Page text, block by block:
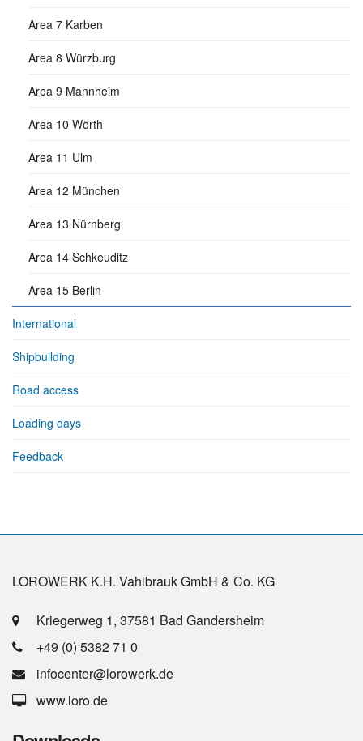
Area 7 Karben
Area 8 Würzburg
Area 9 Mannheim
Area 10 Wörth
Area 11 Ulm
Area 12 München
Area 13 Nürnberg
Area 14 Schkeuditz
Area 15 Berlin
International
Shipbuilding
Road access
Loading days
Feedback
LOROWERK K.H. Vahlbrauk GmbH & Co. KG
Kriegerweg 1, 37581 Bad Gandersheim
+49 (0) 5382 71 0
infocenter@lorowerk.de
www.loro.de